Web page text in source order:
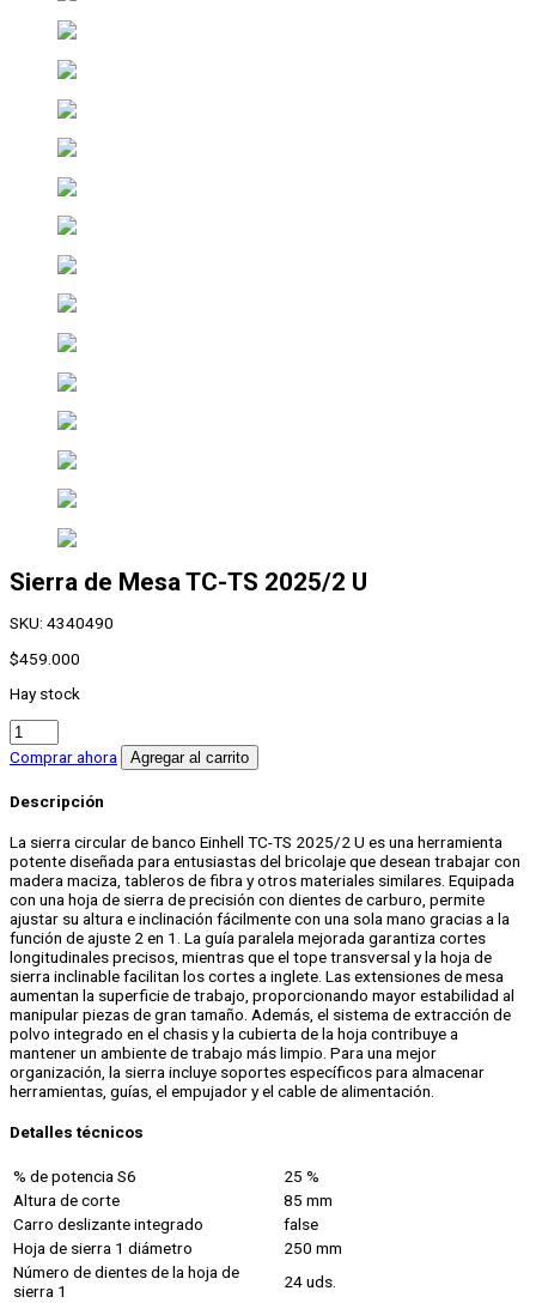
Sierra de MesaTC-TS 2025/2 U
SKU: 4340490
$459.000
Hay stock
Sierra
de
Mesa
TS
U
cantidad
Comprar ahora Agregar al carrito
Descripción
La sierra circular de banco Einhell TC-TS 2025/2 U es una herramienta
potente diseñada para entusiastas del bricolaje que desean trabajar con
madera maciza, tableros de fibra y otros materiales similares. Equipada
con una hoja de sierra de precisión con dientes de carburo, permite
ajustar su altura e inclinación fácilmente con una sola mano gracias a la
función de ajuste 2 en 1. La guía paralela mejorada garantiza cortes
longitudinales precisos, mientras que el tope transversal y la hoja de
sierra inclinable facilitan los cortes a inglete. Las extensiones de mesa
aumentan la superficie de trabajo, proporcionando mayor estabilidad al
manipular piezas de gran tamaño. Además, el sistema de extracción de
polvo integrado en el chasis y la cubierta de la hoja contribuye a
mantener un ambiente de trabajo más limpio. Para una mejor
organización, la sierra incluye soportes específicos para almacenar
herramientas, guías, el empujador y el cable de alimentación.
Detalles técnicos
% de potencia S6
25 %
Altura de corte
85 mm
Carro deslizante integrado
false
Hoja de sierra 1 diámetro
250 mm
Número de dientes de la hoja de
sierra 1
24 uds.